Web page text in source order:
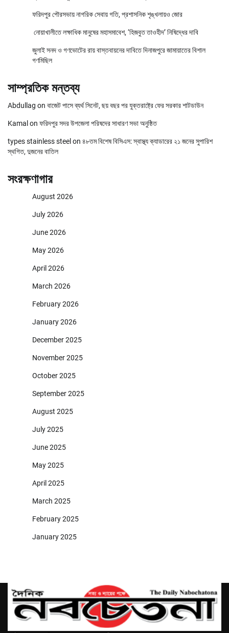
ফরিদপুর পৌরসভায় নাগরিক সেবায় গতি, প্রশাসনিক শৃঙ্খলায়ও জোর
নোয়াখালীতে লক্ষাধিক মানুষের মহাসমাবেশ, ‘হিজবুত তাওহীদ’ নিষিদ্ধের দাবি
জুলাই সনদ ও গণভোটের রায় বাস্তবায়নের দাবিতে দিনাজপুরে জামায়াতের বিশাল
গণমিছিল
সাম্প্রতিক মন্তব্য
Abdullag on বাজেট পাসে ব্যর্থ সিনেট, ছয় বছর পর যুক্তরাষ্ট্রে ফের সরকার শাটডাউন
Kamal on ফরিদপুর সদর উপজেলা পরিষদের সাধারণ সভা অনুষ্ঠিত
types stainless steel on ৪৮তম বিশেষ বিসিএস: স্বাস্থ্য ক্যাডারের ২১ জনের সুপারিশ
স্থগিত, দুজনের বাতিল
সংরক্ষণাগার
August 2026
July 2026
June 2026
May 2026
April 2026
March 2026
February 2026
January 2026
December 2025
November 2025
October 2025
September 2025
August 2025
July 2025
June 2025
May 2025
April 2025
March 2025
February 2025
January 2025